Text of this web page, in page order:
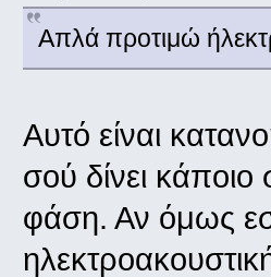
Απλά προτιμώ
Αυτό είναι
σού δίνει
φάση. Αν όμως